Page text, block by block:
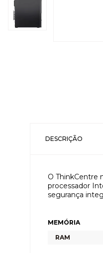
DESCRIÇÃO
O ThinkCentre
processador
segurança
MEMÓRIA
RAM